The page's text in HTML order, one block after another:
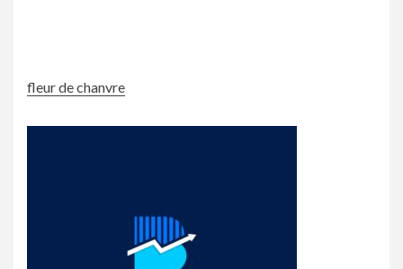
fleur de chanvre